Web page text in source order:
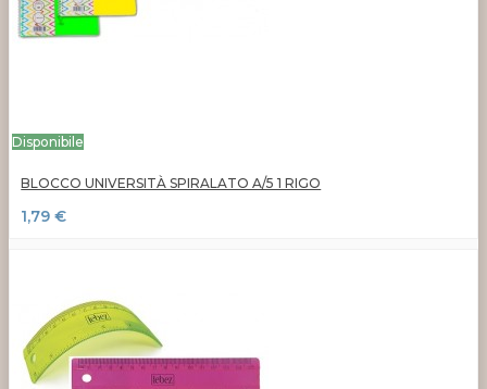
Disponibile
BLOCCO UNIVERSITÀ SPIRALATO A/5 1 RIGO
1,79 €